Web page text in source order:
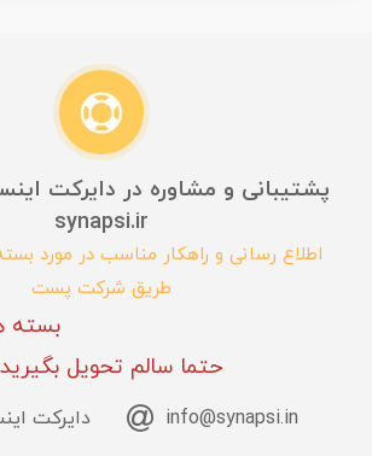
پشتیبانی و مشاوره در دایرکت
synapsi.ir
اطلاع رسانی و راهکار مناسب در مورد
طریق شرکت پست
بسته
حتما سالم تحویل
info@synapsi.in دایرکت